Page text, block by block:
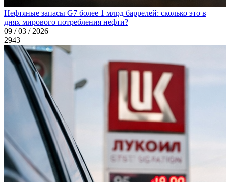
Нефтяные запасы G7 более 1 млрд баррелей: сколько это в
днях мирового потребления нефти?
09 / 03 / 2026
2943